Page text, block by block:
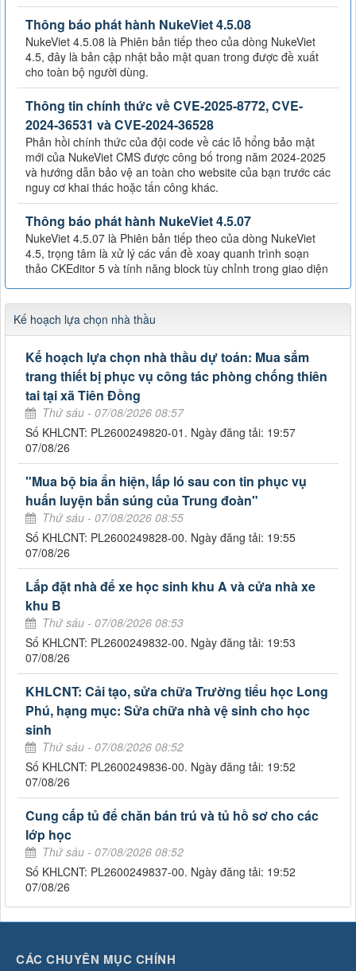
Thông báo phát hành NukeViet 4.5.08
NukeViet 4.5.08 là Phiên bản tiếp theo của dòng NukeViet
4.5, đây là bản cập nhật bảo mật quan trong được đề xuất
cho toàn bộ người dùng.
Thông tin chính thức về CVE-2025-8772, CVE-
2024-36531 và CVE-2024-36528
Phản hồi chính thức của đội code về các lỗ hổng bảo mật
mới của NukeViet CMS được công bố trong năm 2024-2025
và hướng dẫn bảo vệ an toàn cho website của bạn trước các
nguy cơ khai thác hoặc tấn công khác.
Thông báo phát hành NukeViet 4.5.07
NukeViet 4.5.07 là Phiên bản tiếp theo của dòng NukeViet
4.5, trọng tâm là xử lý các vấn đề xoay quanh trình soạn
thảo CKEditor 5 và tính năng block tùy chỉnh trong giao diện
Kế hoạch lựa chọn nhà thầu
Kế hoạch lựa chọn nhà thầu dự toán: Mua sắm
trang thiết bị phục vụ công tác phòng chống thiên
tai tại xã Tiên Đồng
Thứ sáu - 07/08/2026 08:57
Số KHLCNT: PL2600249820-01. Ngày đăng tải: 19:57
07/08/26
"Mua bộ bia ẩn hiện, lấp ló sau con tin phục vụ
huấn luyện bắn súng của Trung đoàn"
Thứ sáu - 07/08/2026 08:55
Số KHLCNT: PL2600249828-00. Ngày đăng tải: 19:55
07/08/26
Lắp đặt nhà để xe học sinh khu A và cửa nhà xe
khu B
Thứ sáu - 07/08/2026 08:53
Số KHLCNT: PL2600249832-00. Ngày đăng tải: 19:53
07/08/26
KHLCNT: Cải tạo, sửa chữa Trường tiểu học Long
Phú, hạng mục: Sửa chữa nhà vệ sinh cho học
sinh
Thứ sáu - 07/08/2026 08:52
Số KHLCNT: PL2600249836-00. Ngày đăng tải: 19:52
07/08/26
Cung cấp tủ để chăn bán trú và tủ hồ sơ cho các
lớp học
Thứ sáu - 07/08/2026 08:52
Số KHLCNT: PL2600249837-00. Ngày đăng tải: 19:52
07/08/26
CÁC CHUYÊN MỤC CHÍNH